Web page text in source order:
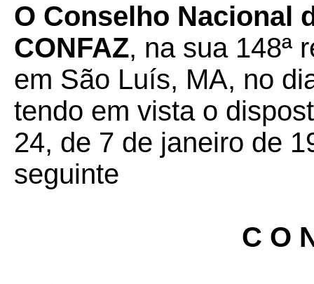
O Conselho Nacional
CONFAZ, na sua 148ª
em São Luís, MA, no
tendo em vista o
24, de 7 de janeiro de
seguinte
C O